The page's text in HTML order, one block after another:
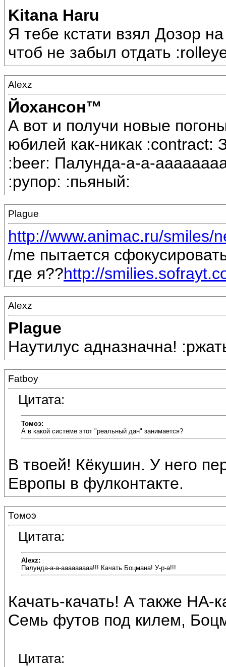
Kitana Haru
Я тебе кстати взял Дозор
чтоб не забыл отдать
Alexz
Йохансон™
А вот и получи новые
юбилей как-никак :contract:
:beer: Палунда-а-а-
:рупор: :пьяный:
Plague
http://www.animac.ru/smiles/
/me пытается
где я??http://
Alexz
Plague
Наутилус адназначна!
Fatboy
Цитата:
Томоэ:
А в какой системе этот "реальный дан" занимается?
В твоей! Кёкушин. У него
Европы в фулконтакте.
Томоэ
Цитата:
Alexz:
Палунда-а-а-ааааааааа!!! Качать Боцмана! У-р-а!!!
Качать-качать! А также НА-
Семь футов под килем,
Цитата: